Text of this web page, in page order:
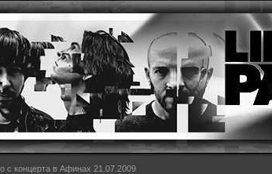
с концерта в Афинах 21.07.2009